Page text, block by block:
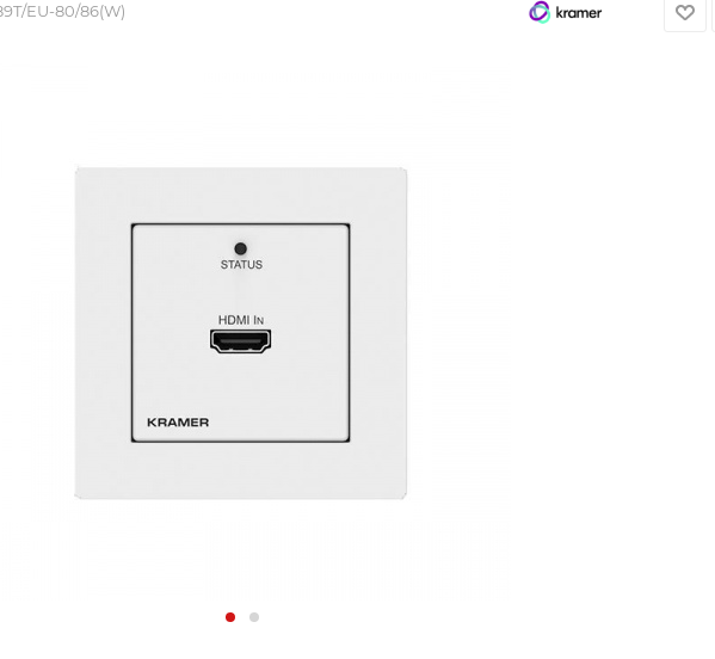
EU-80/86(W)